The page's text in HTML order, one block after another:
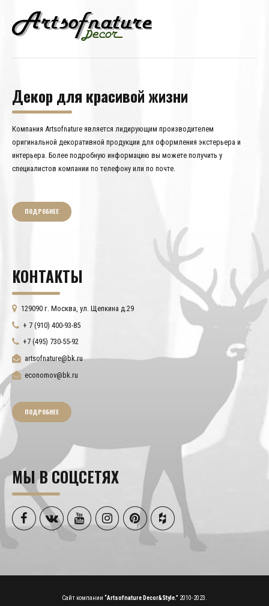
Декор для красивой жизни
Компания Artsofnature является лидирующим производителем
оригинальной декоративной продукции для оформления экстерьера и
интерьера. Более подробную информацию вы можете получить у
специалистов компании по телефону или по почте.
ПОДРОБНЕЕ
КОНТАКТЫ
129090 г. Москва, ул. Щепкина д.29
+ 7 (910) 400-93-85
+7 (495) 730-55-92
artsofnature@bk.ru
economov@bk.ru
ПОДРОБНЕЕ
МЫ В СОЦСЕТЯХ
Сайт компании “Artsofnature Decor&Style.” 2010-2023.